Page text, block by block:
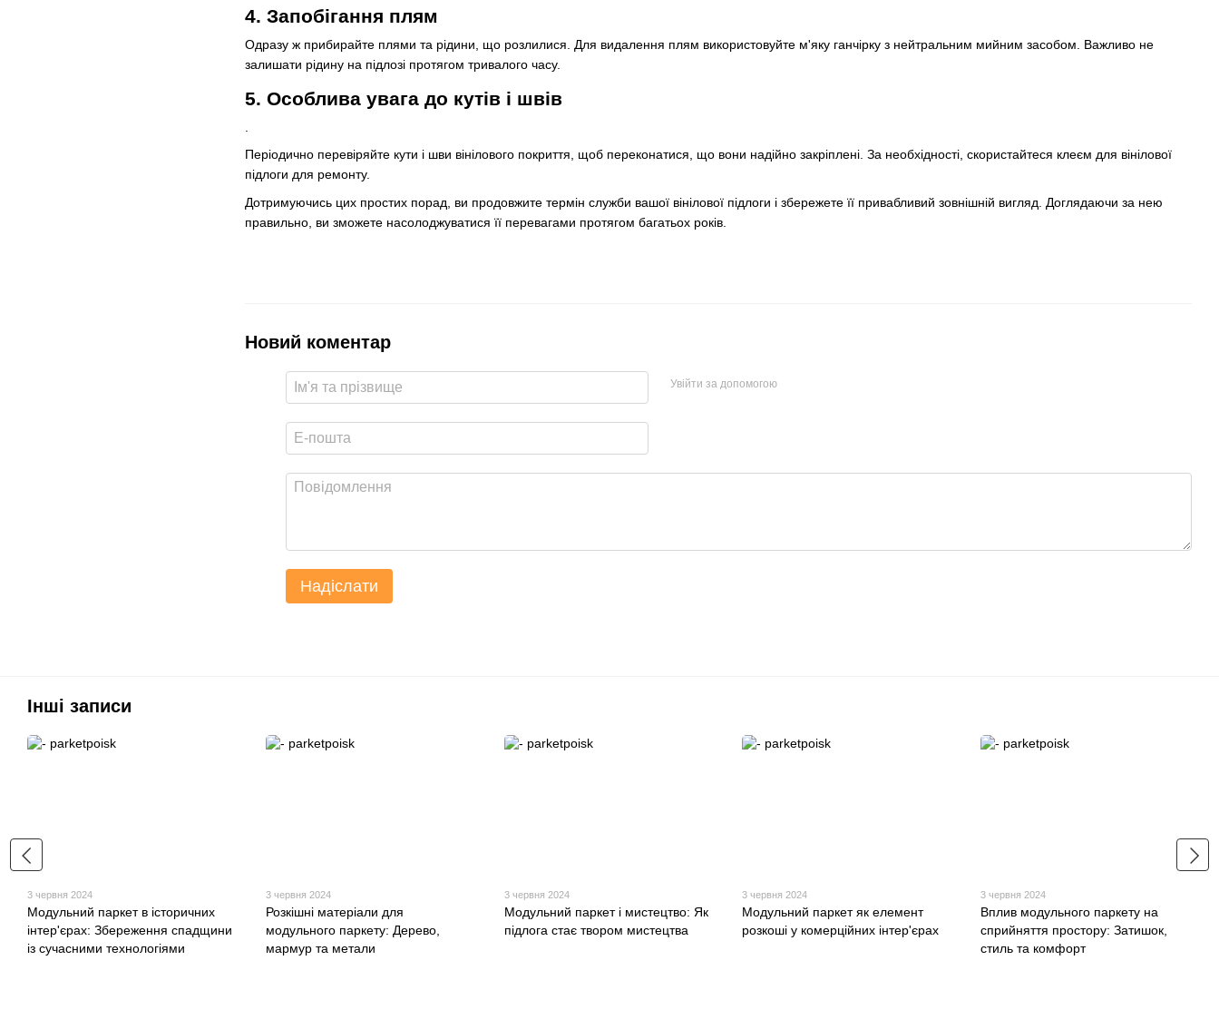
4. Запобігання плям
Одразу ж прибирайте плями та рідини, що розлилися. Для видалення плям використовуйте м'яку ганчірку з нейтральним мийним засобом. Важливо не
залишати рідину на підлозі протягом тривалого часу.
5. Особлива увага до кутів і швів
Періодично перевіряйте кути і шви вінілового покриття, щоб переконатися, що вони надійно закріплені. За необхідності, скористайтеся клеєм для вінілової
підлоги для ремонту.
Дотримуючись цих простих порад, ви продовжите термін служби вашої вінілової підлоги і збережете її привабливий зовнішній вигляд. Доглядаючи за нею
правильно, ви зможете насолоджуватися її перевагами протягом багатьох років.
Новий коментар
Увійти за допомогою
Надіслати
Інші записи
3 червня 2024
Модульний паркет в історичних
інтер'єрах: Збереження спадщини
із сучасними технологіями
3 червня 2024
Розкішні матеріали для
модульного паркету: Дерево,
мармур та метали
3 червня 2024
Модульний паркет і мистецтво: Як
підлога стає твором мистецтва
3 червня 2024
Модульний паркет як елемент
розкоші у комерційних інтер'єрах
3 червня 2024
Вплив модульного паркету на
сприйняття простору: Затишок,
стиль та комфорт